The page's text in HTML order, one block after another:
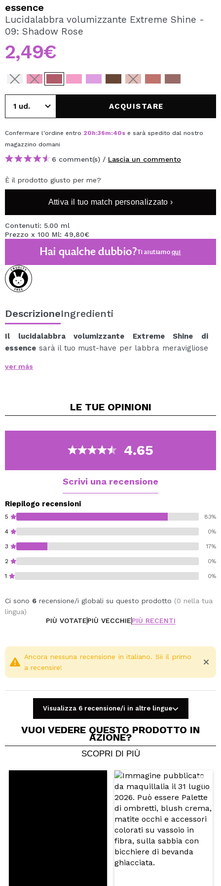
Creando un account su Maquibeauty.it potrai fare i tuoi
acquisti velocemente, controllare lo stato dei tuoi ordini e
CREARE UN ACCOUNT
essence
Lucidalabbra volumizzante Extreme Shine -
09: Shadow Rose
2,49€
ACQUISTARE
Confermare l'ordine entro 20h:36m:40s e sarà spedito dal nostro
magazzino domani
6 comment(s) / Lascia un commento
È il prodotto giusto per me?
Attiva il tuo match personalizzato ›
Contenuti: 5.00 ml
Prezzo x 100 Ml: 49,80€
Hai qualche dubbio?Ti aiutiamoqui
DescrizioneIngredienti
Il lucidalabbra volumizzante Extreme Shine di
essence sarà il tuo must-have per labbra meravigliose
Questo gloss può aiutare a fornire un aspetto volume
Con un coperchio realizzato con il 94% di plastica
Disponibile in un'ampia gamma di tonalità, dalle più
naturali alle brillanti.
Scegli la tua preferita e sfoggia le tue labbra con
ver más
LE TUE OPINIONI
4.65
Scrivi una recensione
Riepilogo recensioni
5 83%
4 0%
3 17%
2 0%
1 0%
Ci sono 6 recensione/i globali su questo prodotto (0 nella tua
lingua)
PIÙ VOTATEPIÙ VECCHIEPIÙ RECENTI
Condividi un video o una foto
Il tuo video potrebbe essere il primo. Immaginalo...
Consiglieresti questo acquisto? Si No
5/5
INVIA
Ancora nessuna recensione in italiano. Sii il primo
a recensire!
Visualizza 6 recensione/i in altre lingue
VUOI VEDERE QUESTO PRODOTTO IN
AZIONE?
SCOPRI DI PIÙ